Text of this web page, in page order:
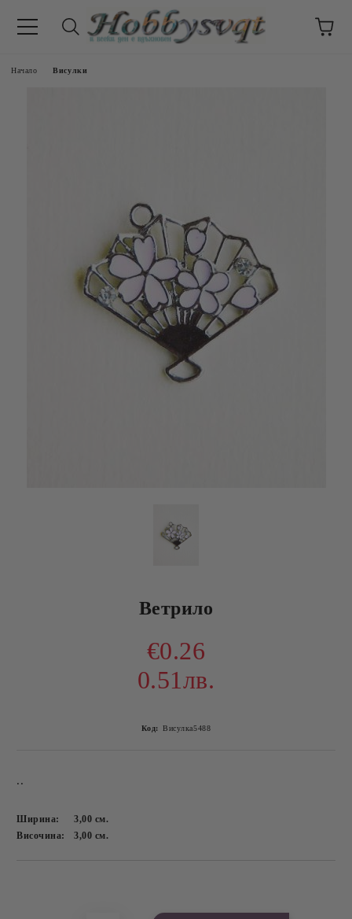
Начало Висулки
Ветрило
€0.26
0.51лв.
Код: Висулка5488
..
Ширина: 3,00 см.
Височина:
3,00 см.